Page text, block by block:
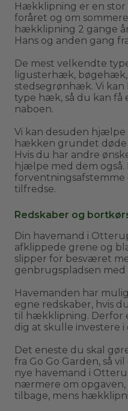
Hækklipning er en stor
foråret og om
hækklipning 2 gange
Hans og anden gang
De mest velkendte
ligusterhæk,
stedsegrønhæk. Vi
type hæk, så du kan få
naboen.
Vi kan desuden hjælpe
hækken grundet døde
Hvis du har andre
hjælpe med dem også.
forventningsafstemme
tilfredse.
Redskaber og
Din havemand i
afklippede grene og
slipper for besværet
genbrugspladsen med
Havemanden har
egne redskaber, hvis
til hækklipning. Derfor
dig at skulle investere i
Det eneste du skal
fra Go Go Garden, så
nye havemand i
nærmere om
tilbage, mens